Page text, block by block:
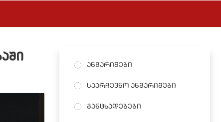
ანგარიშები
საარჩევნო ანგარიშები
განცხადებები